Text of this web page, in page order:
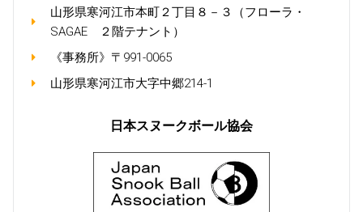
山形県寒河江市本町２丁目８－３（フローラ・
SAGAE ２階テナント）
《事務所》〒991-0065
山形県寒河江市大字中郷214-1
日本スヌークボール協会